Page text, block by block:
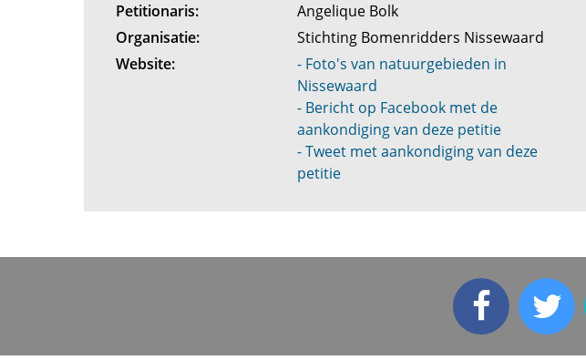
Petitionaris:
Angelique Bolk
Organisatie:
Stichting Bomenridders Nissewaard
Website:
- Foto's van natuurgebieden in
Nissewaard
- Bericht op Facebook met de
aankondiging van deze petitie
- Tweet met aankondiging van deze
petitie